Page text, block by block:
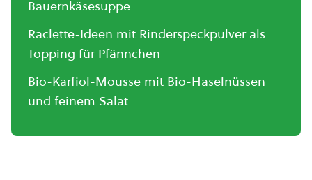
Bauernkäsesuppe
Raclette-Ideen mit Rinderspeckpulver als
Topping für Pfännchen
Bio-Karfiol-Mousse mit Bio-Haselnüssen
und feinem Salat